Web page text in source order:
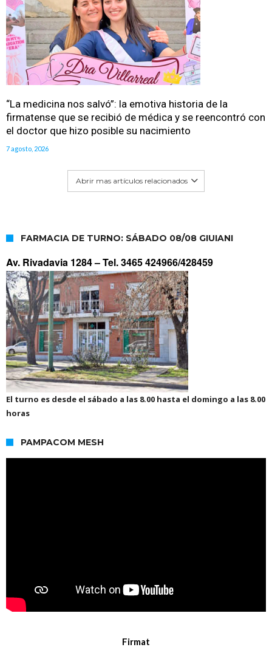
“La medicina nos salvó”: la emotiva historia de la
firmatense que se recibió de médica y se reencontró con
el doctor que hizo posible su nacimiento
7 agosto, 2026
Abrir mas artículos relacionados
FARMACIA DE TURNO: SÁBADO 08/08 GIUIANI
Av. Rivadavia 1284 –Tel. 3465 424966/428459
El turno es desde el sábado a las 8.00 hasta el domingo a las 8.00
horas
PAMPACOM MESH
Firmat